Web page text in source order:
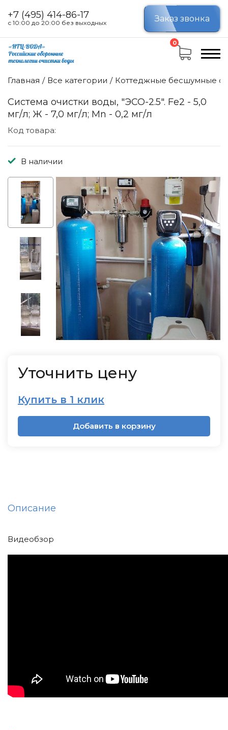
+7 (495) 414-86-17
с 10:00 до 20:00 без выходных Заказ звонка
0
Главная Все категории Коттеджные бесшумные
Cистема очистки воды, "ЭСО-2.5". Fe2 - 5,0
мг/л; Ж - 7,0 мг/л; Мn - 0,2 мг/л
Код товара:
В наличии
Уточнить цену
Купить в 1 клик
Добавить в корзину
Описание
Видеобзор